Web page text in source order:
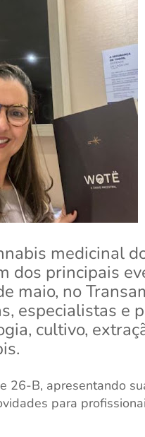
medicinal
dos principais
maio, no
especialistas e
cultivo,
26-B, apresentando
para